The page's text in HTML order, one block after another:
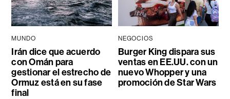
MUNDO
Irán dice que acuerdo
con Omán para
gestionar el estrecho de
Ormuz está en su fase
final
NEGOCIOS
Burger King dispara sus
ventas en EE.UU. con un
nuevo Whopper y una
promoción de Star Wars